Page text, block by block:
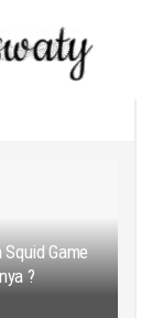
Game
?